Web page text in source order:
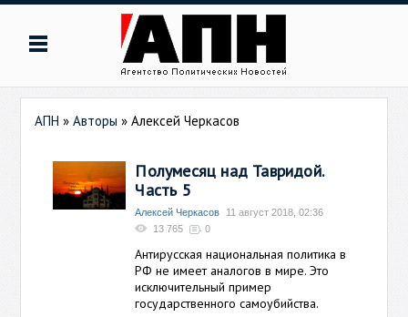
АПН »Авторы »Алексей Черкасов
Полумесяц над Тавридой.
Часть 5
Алексей Черкасов
11 август 2018, 02:36
13 765
0
Антирусская национальная политика в
РФ не имеет аналогов в мире. Это
исключительный пример
государственного самоубийства.